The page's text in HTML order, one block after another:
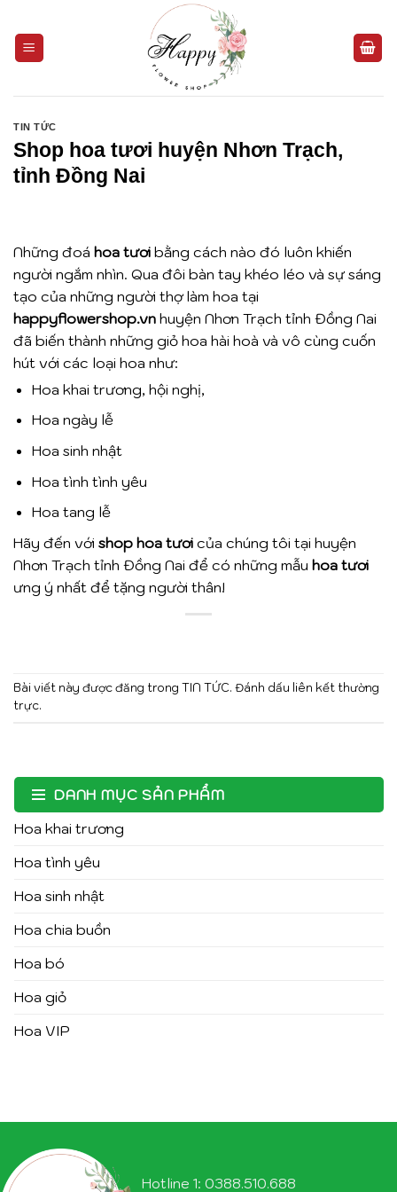
qua
nội
TIN TỨC
Shop hoa tươi huyện Nhơn Trạch,
tỉnh Đồng Nai
Những đoá hoa tươi bằng cách nào đó luôn khiến
người ngắm nhìn. Qua đôi bàn tay khéo léo và sự sáng
tạo của những người thợ làm hoa tại
happyflowershop.vn huyện Nhơn Trạch tỉnh Đồng Nai
đã biến thành những giỏ hoa hài hoà và vô cùng cuốn
hút với các loại hoa như:
Hoa khai trương, hội nghị,
Hoa ngày lễ
Hoa sinh nhật
Hoa tình tình yêu
Hoa tang lễ
Hãy đến với shop hoa tươi của chúng tôi tại huyện
Nhơn Trạch tỉnh Đồng Nai để có những mẫu hoa tươi
ưng ý nhất để tặng người thân!
Bài viết này được đăng trong TIN TỨC. Đánh dấu liên kết thường
trực.
DANH MỤC SẢN PHẨM
Hoa khai trương
Hoa tình yêu
Hoa sinh nhật
Hoa chia buồn
Hoa bó
Hoa giỏ
Hoa VIP
Hotline 1: 0388.510.688